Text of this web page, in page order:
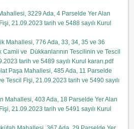
3229 Ada, 4 Parselde Yer Alan
21.09.2023 tarih ve 5488 sayılı Kurul
Mahallesi, 776 Ada, 33, 34, 35 ve 36
ve Dükkanlarının Tescilinin ve Tescil
tarih ve 5489 sayılı Kurul kararı.pdf
Paşa Mahallesi, 485 Ada, 11 Parselde
Tescil Fişi, 21.09.2023 tarih ve 5490 sayılı
Mahallesi, 403 Ada, 18 Parselde Yer Alan
21.09.2023 tarih ve 5491 sayılı Kurul